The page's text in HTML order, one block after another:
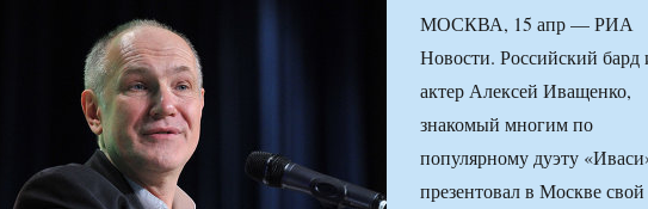
МОСКВА, 15 апр — РИА
Новости. Российский бард
актер Алексей Иващенко,
знакомый многим по
популярному дуэту
презентовал в Москве свой